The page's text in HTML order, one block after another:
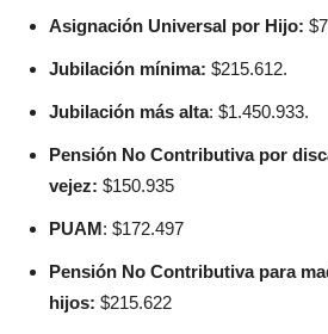
Asignación Universal por Hijo:
Jubilación mínima: $215.612.
Jubilación más alta: $1.450.933.
Pensión No Contributiva por
vejez: $150.935
PUAM : $172.497
Pensión No Contributiva para
hijos: $215.622